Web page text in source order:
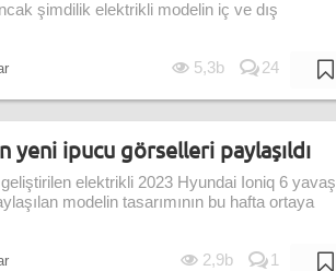
şimdilik elektrikli modelin iç ve dış
5,3b 24
yeni ipucu görselleri paylaşıldı
elektrikli 2023 Hyundai Ioniq 6 yavaş
modelin tasarımının bu hafta ortaya
2,9b 1